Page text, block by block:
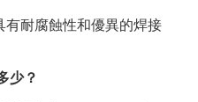
有耐腐蝕性和優異的焊接
少？